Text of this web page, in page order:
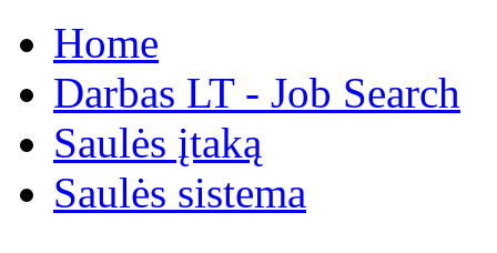
Home
Darbas LT - Job Search
Saulės įtaką
Saulės sistema